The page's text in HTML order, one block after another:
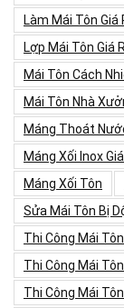
Làm Mái Tôn Giá
Lợp Mái Tôn Giá
Mái Tôn Cách
Mái Tôn Nhà
Máng Thoát
Máng Xối Inox
Máng Xối Tôn
Sửa Mái Tôn Bị
Thi Công Mái
Thi Công Mái
Thi Công Mái